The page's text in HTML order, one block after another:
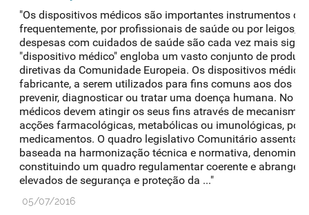
"Os dispositivos médicos são importantes instrumentos de
frequentemente, por profissionais de saúde ou por leigos,
despesas com cuidados de saúde são cada vez mais
"dispositivo médico" engloba um vasto conjunto de
diretivas da Comunidade Europeia. Os dispositivos
fabricante, a serem utilizados para fins comuns aos dos
prevenir, diagnosticar ou tratar uma doença humana. No
médicos devem atingir os seus fins através de
acções farmacológicas, metabólicas ou imunológicas, por
medicamentos. O quadro legislativo Comunitário assenta
baseada na harmonização técnica e normativa,
constituindo um quadro regulamentar coerente e
elevados de segurança e proteção da ..."
05/07/2016